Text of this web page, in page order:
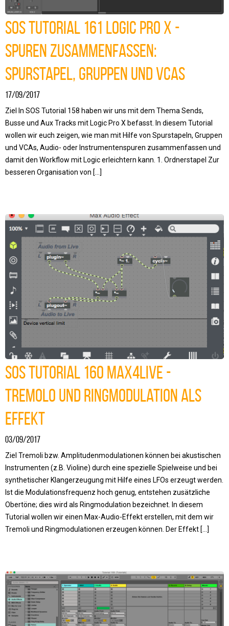
SOS Tutorial 161 Logic Pro X -
Spuren zusammenfassen:
Spurstapel, Gruppen und VCAs
17/09/2017
Ziel In SOS Tutorial 158 haben wir uns mit dem Thema Sends,
Busse und Aux Tracks mit Logic Pro X befasst. In diesem Tutorial
wollen wir euch zeigen, wie man mit Hilfe von Spurstapeln, Gruppen
und VCAs, Audio- oder Instrumentenspuren zusammenfassen und
damit den Workflow mit Logic erleichtern kann. 1. Ordnerstapel Zur
besseren Organisation von […]
SOS Tutorial 160 Max4Live -
Tremolo und Ringmodulation als
Effekt
03/09/2017
Ziel Tremoli bzw. Amplitudenmodulationen können bei akustischen
Instrumenten (z.B. Violine) durch eine spezielle Spielweise und bei
synthetischer Klangerzeugung mit Hilfe eines LFOs erzeugt werden.
Ist die Modulationsfrequenz hoch genug, entstehen zusätzliche
Obertöne; dies wird als Ringmodulation bezeichnet. In diesem
Tutorial wollen wir einen Max-Audio-Effekt erstellen, mit dem wir
Tremoli und Ringmodulationen erzeugen können. Der Effekt […]